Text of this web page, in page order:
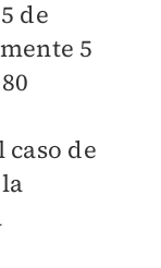
de
5
de